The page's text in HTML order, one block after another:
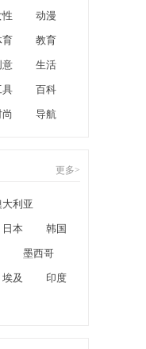
性 动漫
育 教育
意 生活
具 百科
尚 导航
更多>
大利亚
日本 韩国
墨西哥
埃及 印度